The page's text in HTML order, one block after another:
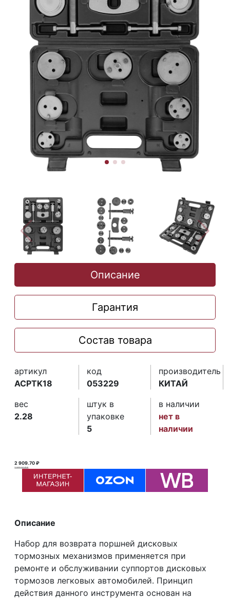
Описание
Гарантия
Состав товара
артикул
ACPTK18
код
053229
производитель
КИТАЙ
вес
2.28
штук в
упаковке
5
в наличии
нет в
наличии
2 909.70 ₽
2 910.00 ₽ ₽
Описание
Набор для возврата поршней дисковых
тормозных механизмов применяется при
ремонте и обслуживании суппортов дисковых
тормозов легковых автомобилей. Принцип
действия данного инструмента основан на